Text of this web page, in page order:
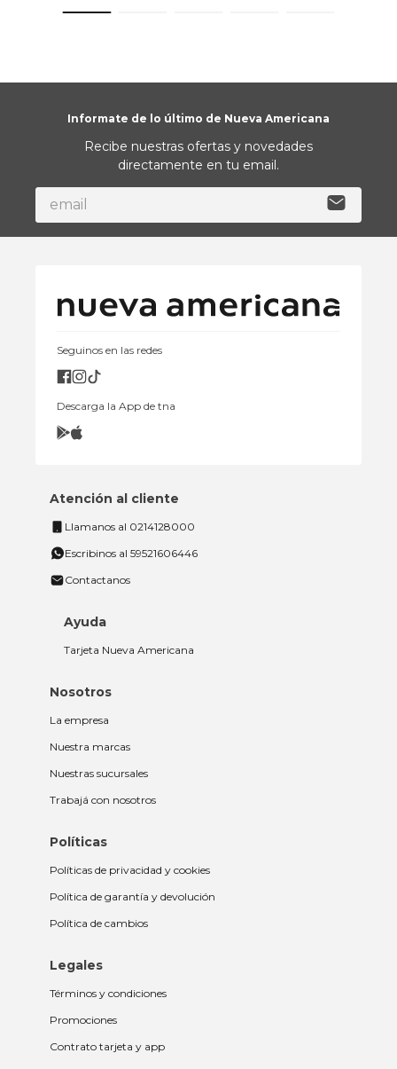
Informate de lo último de Nueva Americana
Recibe nuestras ofertas y novedades
directamente en tu email.
Seguinos en las redes
Descarga la App de tna
Atención al cliente
Llamanos al 0214128000
Escribinos al 59521606446
Contactanos
Ayuda
Tarjeta Nueva Americana
Nosotros
La empresa
Nuestra marcas
Nuestras sucursales
Trabajá con nosotros
Políticas
Políticas de privacidad y cookies
Política de garantía y devolución
Política de cambios
Legales
Términos y condiciones
Promociones
Contrato tarjeta y app